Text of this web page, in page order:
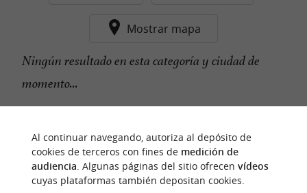
Mostrar mapa
Ningún resultado en esta categoría y ciudad de
momento...
n
u
e
s
t
r
o
f
a
v
o
r
i
t
o
Al continuar navegando, autoriza al depósito de
cookies de terceros con fines de medición de
audiencia. Algunas páginas del sitio ofrecen vídeos
cuyas plataformas también depositan cookies.